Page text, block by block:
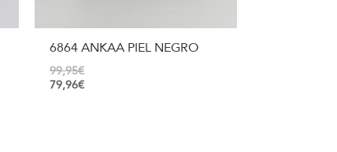
6864 ANKAA PIEL NEGRO
99,95€
79,96€